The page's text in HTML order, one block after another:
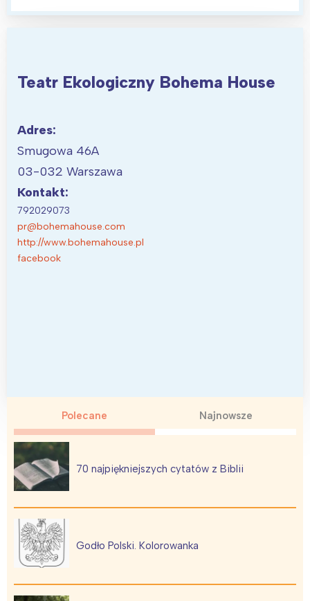
Teatr Ekologiczny Bohema House
Adres:
Smugowa 46A
03-032 Warszawa
Kontakt:
792029073
pr@bohemahouse.com
http://www.bohemahouse.pl
facebook
Polecane Najnowsze
70 najpiękniejszych cytatów z Biblii
Godło Polski. Kolorowanka